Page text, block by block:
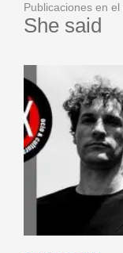
Publicaciones en el
She said